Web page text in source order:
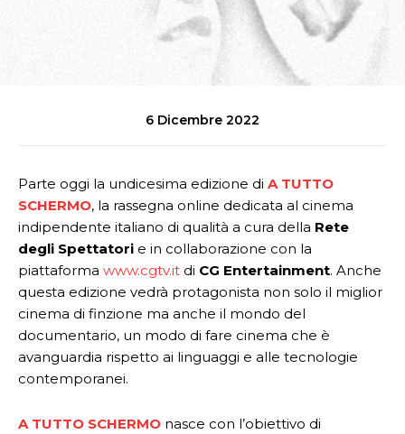
6 Dicembre 2022
Parte oggi la undicesima edizione di A TUTTO
SCHERMO, la rassegna online dedicata al cinema
indipendente italiano di qualità a cura della Rete
degli Spettatori e in collaborazione con la
piattaforma www.cgtv.it di CG Entertainment. Anche
questa edizione vedrà protagonista non solo il miglior
cinema di finzione ma anche il mondo del
documentario, un modo di fare cinema che è
avanguardia rispetto ai linguaggi e alle tecnologie
contemporanei.
A TUTTO SCHERMO nasce con l’obiettivo di